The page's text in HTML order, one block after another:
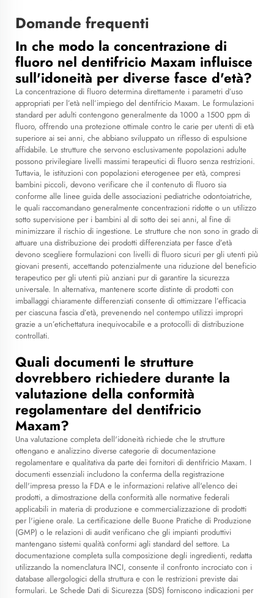
Domande frequenti
In che modo la concentrazione di
fluoro nel dentifricio Maxam influisce
sull'idoneità per diverse fasce d'età?
La concentrazione di fluoro determina direttamente i parametri d’uso
appropriati per l’età nell’impiego del dentifricio Maxam. Le formulazioni
standard per adulti contengono generalmente da 1000 a 1500 ppm di
fluoro, offrendo una protezione ottimale contro le carie per utenti di età
superiore ai sei anni, che abbiano sviluppato un riflesso di espulsione
affidabile. Le strutture che servono esclusivamente popolazioni adulte
possono privilegiare livelli massimi terapeutici di fluoro senza restrizioni.
Tuttavia, le istituzioni con popolazioni eterogenee per età, compresi
bambini piccoli, devono verificare che il contenuto di fluoro sia
conforme alle linee guida delle associazioni pediatriche odontoiatriche,
le quali raccomandano generalmente concentrazioni ridotte o un utilizzo
sotto supervisione per i bambini al di sotto dei sei anni, al fine di
minimizzare il rischio di ingestione. Le strutture che non sono in grado di
attuare una distribuzione dei prodotti differenziata per fasce d’età
devono scegliere formulazioni con livelli di fluoro sicuri per gli utenti più
giovani presenti, accettando potenzialmente una riduzione del beneficio
terapeutico per gli utenti più anziani pur di garantire la sicurezza
universale. In alternativa, mantenere scorte distinte di prodotti con
imballaggi chiaramente differenziati consente di ottimizzare l’efficacia
per ciascuna fascia d’età, prevenendo nel contempo utilizzi impropri
grazie a un’etichettatura inequivocabile e a protocolli di distribuzione
controllati.
Quali documenti le strutture
dovrebbero richiedere durante la
valutazione della conformità
regolamentare del dentifricio
Maxam?
Una valutazione completa dell'idoneità richiede che le strutture
ottengano e analizzino diverse categorie di documentazione
regolamentare e qualitativa da parte dei fornitori di dentifricio Maxam. I
documenti essenziali includono la conferma della registrazione
dell'impresa presso la FDA e le informazioni relative all'elenco dei
prodotti, a dimostrazione della conformità alle normative federali
applicabili in materia di produzione e commercializzazione di prodotti
per l'igiene orale. La certificazione delle Buone Pratiche di Produzione
(GMP) o le relazioni di audit verificano che gli impianti produttivi
mantengano sistemi qualità conformi agli standard del settore. La
documentazione completa sulla composizione degli ingredienti, redatta
utilizzando la nomenclatura INCI, consente il confronto incrociato con i
database allergologici della struttura e con le restrizioni previste dai
formulari. Le Schede Dati di Sicurezza (SDS) forniscono indicazioni per